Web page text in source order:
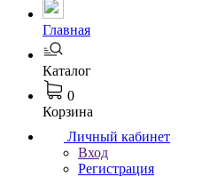
Главная
Каталог
0
Корзина
Личный кабинет
Вход
Регистрация